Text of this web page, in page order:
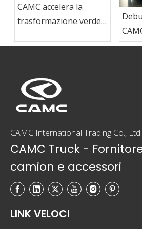
CAMC accelera la
trasformazione verde e
dell'industria dei veicoli
energia
CAMC International Trading Co., Ltd.
CAMC Truck -
camion e accessori
LINK VELOCI